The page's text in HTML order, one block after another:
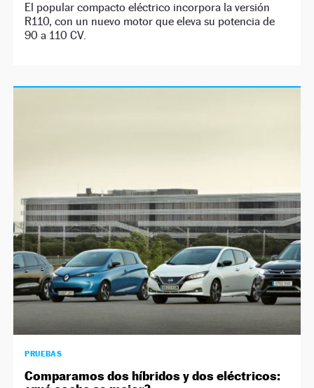
El popular compacto eléctrico incorpora la versión
R110, con un nuevo motor que eleva su potencia de
90 a 110 CV.
PRUEBAS
Comparamos dos híbridos y dos eléctricos: